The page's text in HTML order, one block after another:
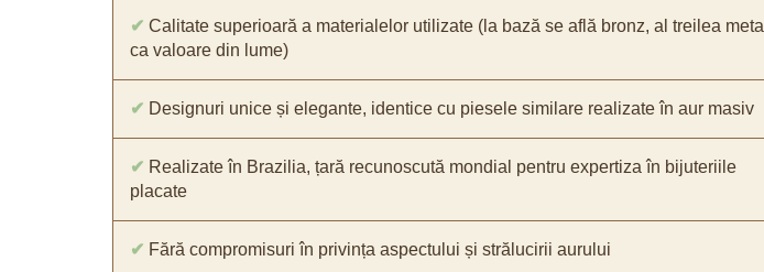
✔ Calitate superioară a materialelor utilizate (la bază se află bronz, al treilea metal
ca valoare din lume)
✔ Designuri unice și elegante, identice cu piesele similare realizate în aur masiv
✔ Realizate în Brazilia, țară recunoscută mondial pentru expertiza în bijuteriile
placate
✔ Fără compromisuri în privința aspectului și strălucirii aurului